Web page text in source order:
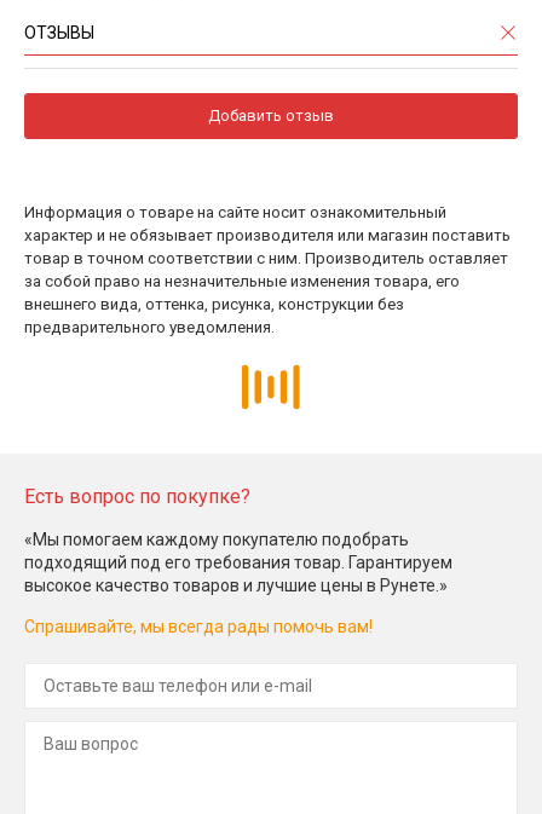
ОТЗЫВЫ
Добавить отзыв
Информация о товаре на сайте носит ознакомительный
характер и не обязывает производителя или магазин поставить
товар в точном соответствии с ним. Производитель оставляет
за собой право на незначительные изменения товара, его
внешнего вида, оттенка, рисунка, конструкции без
предварительного уведомления.
Есть вопрос по покупке?
«Мы помогаем каждому покупателю подобрать
подходящий под его требования товар. Гарантируем
высокое качество товаров и лучшие цены в Рунете.»
Спрашивайте, мы всегда рады помочь вам!